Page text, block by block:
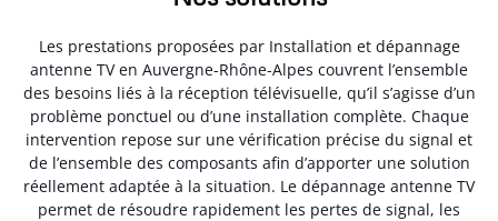
Les prestations proposées par Installation et dépannage
antenne TV en Auvergne-Rhône-Alpes couvrent l’ensemble
des besoins liés à la réception télévisuelle, qu’il s’agisse d’un
problème ponctuel ou d’une installation complète. Chaque
intervention repose sur une vérification précise du signal et
de l’ensemble des composants afin d’apporter une solution
réellement adaptée à la situation. Le dépannage antenne TV
permet de résoudre rapidement les pertes de signal, les